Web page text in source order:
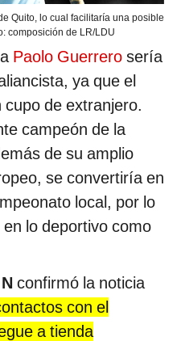
Quito, lo cual facilitaría una posible
composición de LR/LDU
Paolo Guerrero sería
ya que el
de extranjero.
campeón de la
de su amplio
se convertiría en
local, por lo
lo deportivo como
confirmó la noticia
con el
a tienda